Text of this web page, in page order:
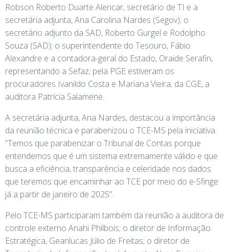
Robson Roberto Duarte Alencar, secretário de TI e a
secretária adjunta, Ana Carolina Nardes (Segov); o
secretário adjunto da SAD, Roberto Gurgel e Rodolpho
Souza (SAD); o superintendente do Tesouro, Fábio
Alexandre e a contadora-geral do Estado, Oraide Serafin,
representando a Sefaz; pela PGE estiveram os
procuradores Ivanildo Costa e Mariana Vieira; da CGE, a
auditora Patrícia Salamene.
A secretária adjunta, Ana Nardes, destacou a importância
da reunião técnica e parabenizou o TCE-MS pela iniciativa.
“Temos que parabenizar o Tribunal de Contas porque
entendemos que é um sistema extremamente válido e que
busca a eficiência, transparência e celeridade nos dados
que teremos que encaminhar ao TCE por meio do e-Sfinge
já a partir de janeiro de 2025”.
Pelo TCE-MS participaram também da reunião a auditora de
controle externo Anahi Philbois; o diretor de Informação
Estratégica, Geanlucas Júlio de Freitas; o diretor de